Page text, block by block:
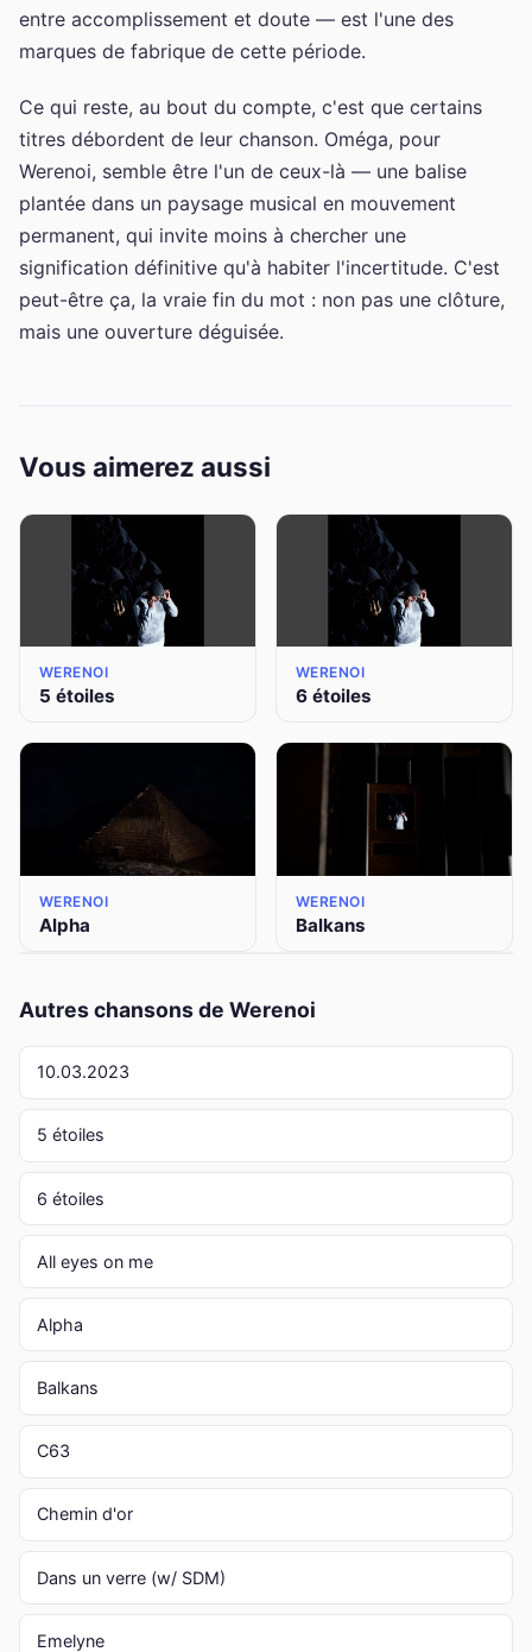
entre accomplissement et doute — est l'une des
marques de fabrique de cette période.
Ce qui reste, au bout du compte, c'est que certains
titres débordent de leur chanson. Oméga, pour
Werenoi, semble être l'un de ceux-là — une balise
plantée dans un paysage musical en mouvement
permanent, qui invite moins à chercher une
signification définitive qu'à habiter l'incertitude. C'est
peut-être ça, la vraie fin du mot : non pas une clôture,
mais une ouverture déguisée.
Vous aimerez aussi
WERENOI
5 étoiles
WERENOI
6 étoiles
WERENOI
Alpha
WERENOI
Balkans
Autres chansons de Werenoi
10.03.2023
5 étoiles
6 étoiles
All eyes on me
Alpha
Balkans
C63
Chemin d'or
Dans un verre (w/ SDM)
Emelyne